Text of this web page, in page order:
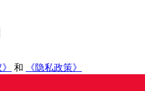
和 《隐私政策》